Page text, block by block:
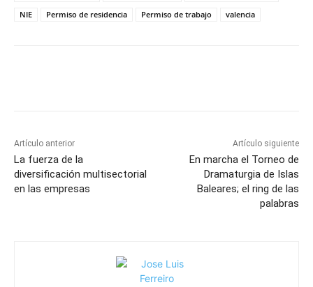
NIE Permiso de residencia Permiso de trabajo valencia
Artículo anterior
La fuerza de la
diversificación multisectorial
en las empresas
Artículo siguiente
En marcha el Torneo de
Dramaturgia de Islas
Baleares; el ring de las
palabras